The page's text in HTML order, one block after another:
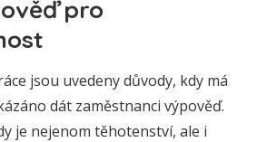
pro
jsou uvedeny důvody, kdy má
dát zaměstnanci výpověď.
je nejenom těhotenství, ale i